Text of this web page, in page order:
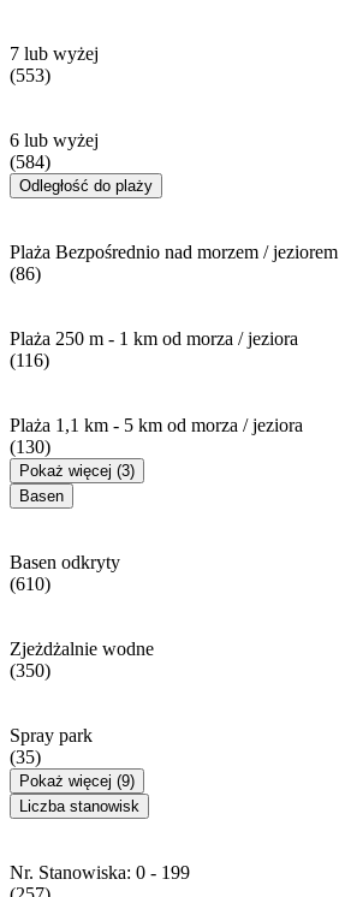
7 lub wyżej
(553)
6 lub wyżej
(584)
Odległość do plaży
Plaża Bezpośrednio nad morzem / jeziorem
(86)
Plaża 250 m - 1 km od morza / jeziora
(116)
Plaża 1,1 km - 5 km od morza / jeziora
(130)
Pokaż więcej (3)
Basen
Basen odkryty
(610)
Zjeżdżalnie wodne
(350)
Spray park
(35)
Pokaż więcej (9)
Liczba stanowisk
Nr. Stanowiska: 0 - 199